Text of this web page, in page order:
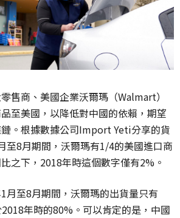
售商、美國企業沃爾瑪（Walmart）
至美國，以降低對中國的依賴，期望
。根據數據公司Import Yeti分享的貨
至8月期間，沃爾瑪有1/4的美國進口商
之下，2018年時這個數字僅有2%。
月至8月期間，沃爾瑪的出貨量只有
年時的80%。可以肯定的是，中國